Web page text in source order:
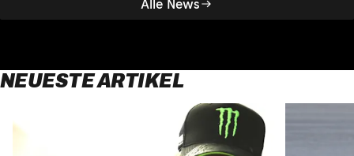
Alle News
NEUESTE ARTIKEL